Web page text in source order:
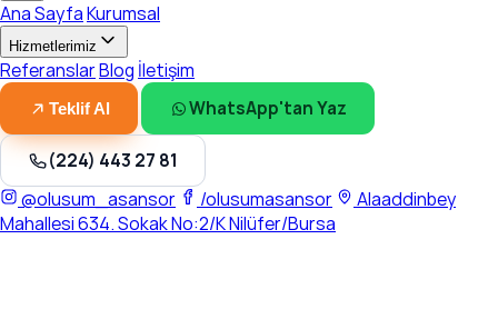
Ana SayfaKurumsal
Hizmetlerimiz
Asansör Montaj / Kurulum
Modernizasyon
Asansör Bakım Asansör Servis / Arıza
ReferanslarBlog İletişim
Teklif Al WhatsApp'tan Yaz
(224) 443 27 81
@olusum_asansor /olusumasansor
Alaaddinbey
Mahallesi 634. Sokak No:2/K Nilüfer/Bursa